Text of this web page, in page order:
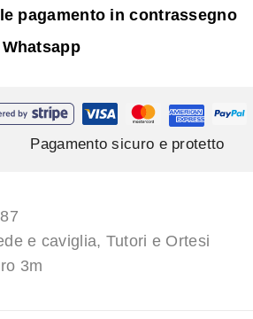
pagamento in contrassegno
Pagamento sicuro e protetto
e caviglia, Tutori e Ortesi
3m